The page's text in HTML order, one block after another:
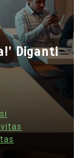
Diganti